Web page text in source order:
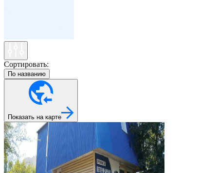
Сортировать:
По названию
Показать на карте